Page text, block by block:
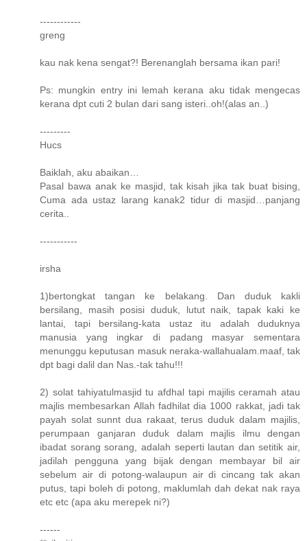
------------
greng
kau nak kena sengat?! Berenanglah bersama ikan pari!
Ps: mungkin entry ini lemah kerana aku tidak mengecas
kerana dpt cuti 2 bulan dari sang isteri..oh!(alas an..)
---------
Hucs
Baiklah, aku abaikan…
Pasal bawa anak ke masjid, tak kisah jika tak buat bising,
Cuma ada ustaz larang kanak2 tidur di masjid…panjang
cerita..
-----------
irsha
1)bertongkat tangan ke belakang. Dan duduk kakli
bersilang, masih posisi duduk, lutut naik, tapak kaki ke
lantai, tapi bersilang-kata ustaz itu adalah duduknya
manusia yang ingkar di padang masyar sementara
menunggu keputusan masuk neraka-wallahualam.maaf, tak
dpt bagi dalil dan Nas.-tak tahu!!!
2) solat tahiyatulmasjid tu afdhal tapi majilis ceramah atau
majlis membesarkan Allah fadhilat dia 1000 rakkat, jadi tak
payah solat sunnt dua rakaat, terus duduk dalam majilis,
perumpaan ganjaran duduk dalam majlis ilmu dengan
ibadat sorang sorang, adalah seperti lautan dan setitik air,
jadilah pengguna yang bijak dengan membayar bil air
sebelum air di potong-walaupun air di cincang tak akan
putus, tapi boleh di potong, maklumlah dah dekat nak raya
etc etc (apa aku merepek ni?)
------